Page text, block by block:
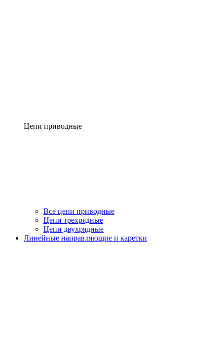
Цепи приводные
Все цепи приводные
Цепи трехрядные
Цепи двухрядные
Линейные направляющие и каретки